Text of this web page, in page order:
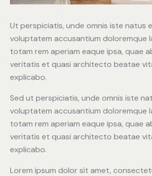
Ut perspiciatis, unde omnis iste natus
voluptatem accusantium doloremque
totam rem aperiam eaque ipsa, quae
veritatis et quasi architecto beatae
explicabo.
Sed ut perspiciatis, unde omnis iste
voluptatem accusantium doloremque
totam rem aperiam eaque ipsa, quae
veritatis et quasi architecto beatae
explicabo.
Lorem ipsum dolor sit amet,